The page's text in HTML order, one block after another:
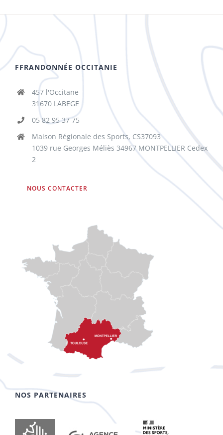
FFRANDONNÉE OCCITANIE
457 l'Occitane
31670 LABEGE
05 82 95 37 75
Maison Régionale des Sports, CS37093
1039 rue Georges Méliès 34967 MONTPELLIER Cedex
2
NOUS CONTACTER
NOS PARTENAIRES